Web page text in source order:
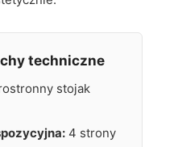
techniczne
stojak
4 strony